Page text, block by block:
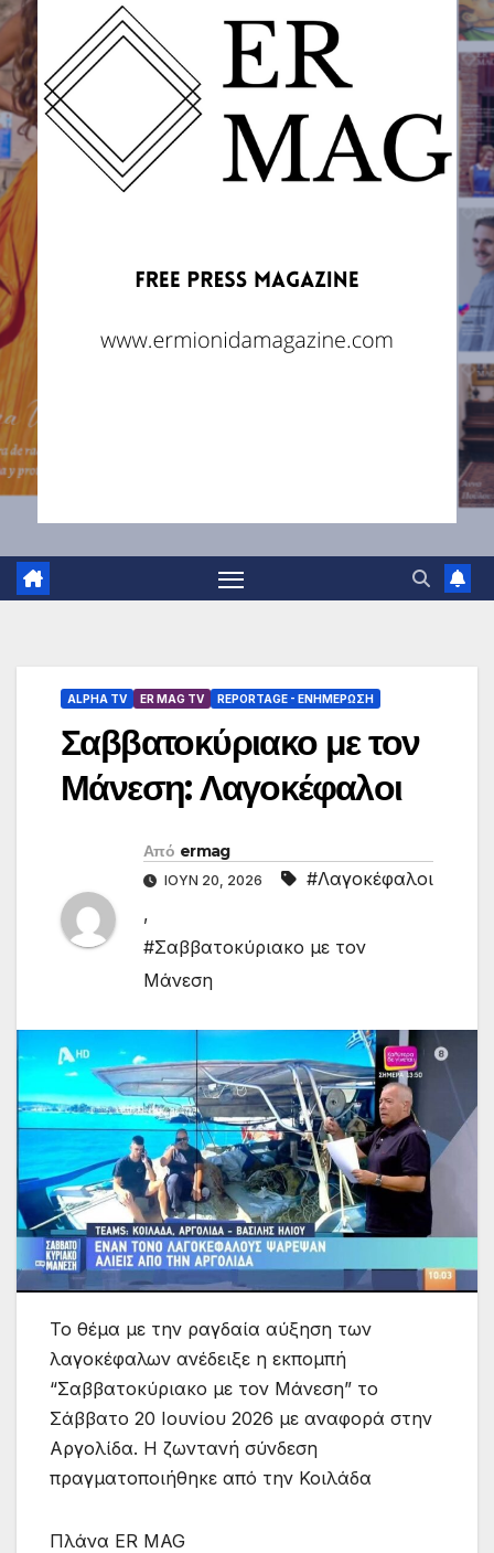
ALPHA TV ER MAG TV REPORTAGE - EΝΗΜΈΡΩΣΗ
Σαββατοκύριακο με τον
Μάνεση: Λαγοκέφαλοι
Από ermag
ΙΟΎΝ 20, 2026
#Λαγοκέφαλοι
,
#Σαββατοκύριακο με τον
Μάνεση
Το θέμα με την ραγδαία αύξηση των
λαγοκέφαλων ανέδειξε η εκπομπή
“Σαββατοκύριακο με τον Μάνεση” το
Σάββατο 20 Ιουνίου 2026 με αναφορά στην
Αργολίδα. Η ζωντανή σύνδεση
πραγματοποιήθηκε από την Κοιλάδα
Πλάνα ER MAG